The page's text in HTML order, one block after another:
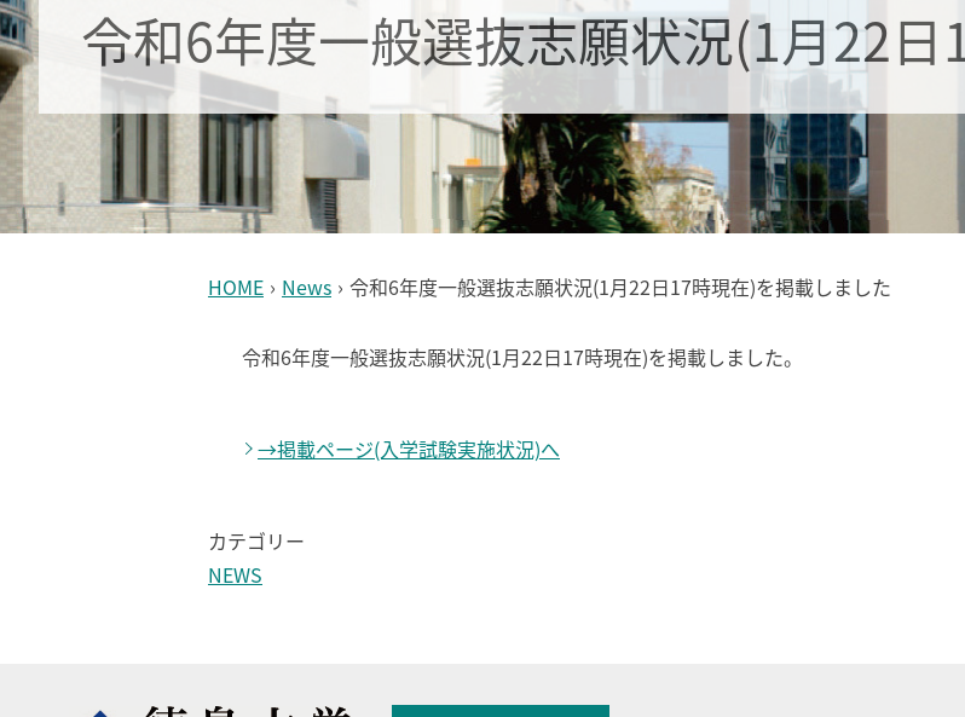
令和6年度一般選抜志願状況(1月22
HOME › News › 令和6年度一般選抜志願状況(1月22日17時現在)を掲載しました
令和6年度一般選抜志願状況(1月22日17時現在)を掲載しました。
→掲載ページ(入学試験実施状況)へ
カテゴリー
NEWS